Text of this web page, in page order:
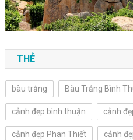
THẺ
bàu trắng Bàu Trắng Bình
cảnh đẹp bình thuận cảnh
cảnh đẹp Phan Thiết cảnh